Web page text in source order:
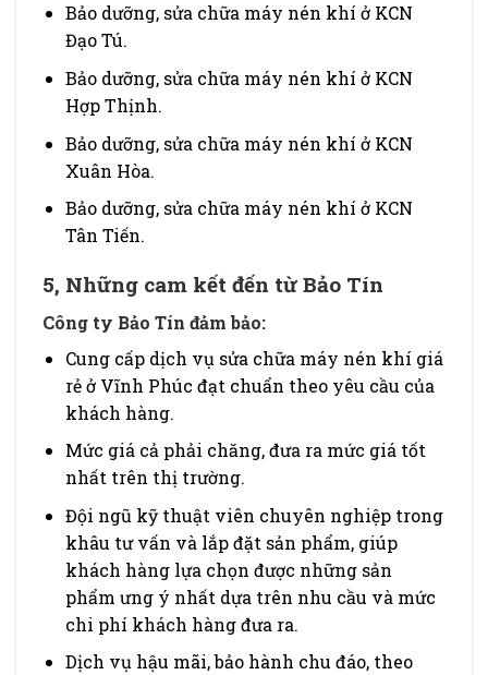
Bảo dưỡng, sửa chữa máy nén khí ở KCN
Đạo Tú.
Bảo dưỡng, sửa chữa máy nén khí ở KCN
Hợp Thịnh.
Bảo dưỡng, sửa chữa máy nén khí ở KCN
Xuân Hòa.
Bảo dưỡng, sửa chữa máy nén khí ở KCN
Tân Tiến.
5, Những cam kết đến từ Bảo Tín
Công ty Bảo Tín đảm bảo:
Cung cấp dịch vụ sửa chữa máy nén khí giá
rẻ ở Vĩnh Phúc đạt chuẩn theo yêu cầu của
khách hàng.
Mức giá cả phải chăng, đưa ra mức giá tốt
nhất trên thị trường.
Đội ngũ kỹ thuật viên chuyên nghiệp trong
khâu tư vấn và lắp đặt sản phẩm, giúp
khách hàng lựa chọn được những sản
phẩm ưng ý nhất dựa trên nhu cầu và mức
chi phí khách hàng đưa ra.
Dịch vụ hậu mãi, bảo hành chu đáo, theo